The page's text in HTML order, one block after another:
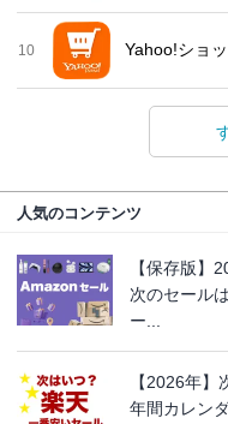
10 Yahoo!ショ
人気のコンテンツ
【保存版】
次のセール
ー...
【2026年
年間カレン